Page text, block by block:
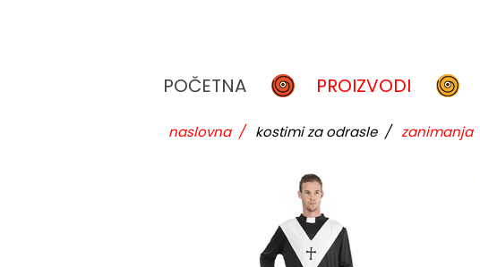
POČETNA PROIZVODI
naslovna / kostimi za odrasle / zanimanja